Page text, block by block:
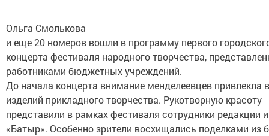
Ольга Смолькова
и еще 20 номеров вошли в программу первого
концерта фестиваля народного творчества,
работниками бюджетных учреждений.
До начала концерта внимание менделеевцев привлекла
изделий прикладного творчества. Рукотворную красоту
представили в рамках фестиваля сотрудники
«Батыр». Особенно зрители восхищались поделками из